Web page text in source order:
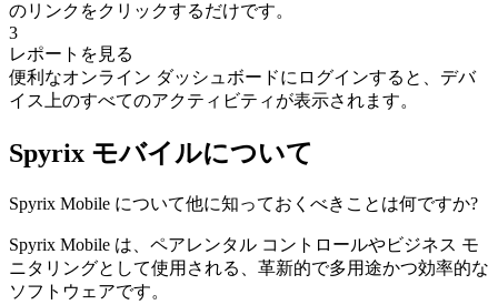
のリンクをクリックするだけです。
3
レポートを見る
便利なオンライン ダッシュボードにログインすると、デバ
イス上のすべてのアクティビティが表示されます。
Spyrix モバイルについて
Spyrix Mobile について他に知っておくべきことは何ですか?
Spyrix Mobile は、ペアレンタル コントロールやビジネス モ
ニタリングとして使用される、革新的で多用途かつ効率的な
ソフトウェアです。